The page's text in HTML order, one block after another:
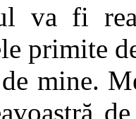
va fi
primite
mine.